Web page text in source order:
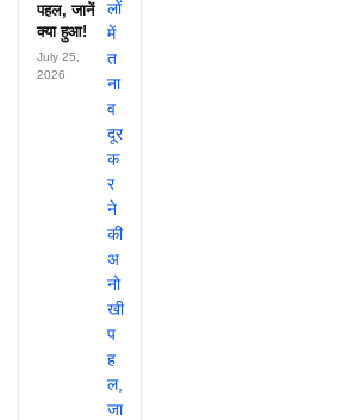
पहल, जानें
क्या हुआ!
July 25,
2026